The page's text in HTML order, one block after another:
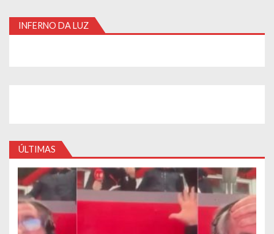
INFERNO DA LUZ
ÚLTIMAS